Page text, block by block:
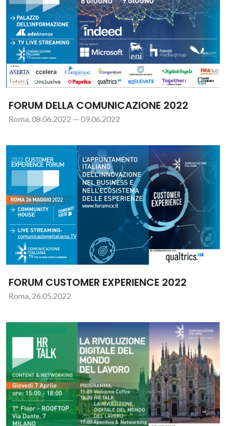
FORUM DELLA COMUNICAZIONE 2022
Roma, 08.06.2022 — 09.06.2022
FORUM CUSTOMER EXPERIENCE 2022
Roma, 26.05.2022